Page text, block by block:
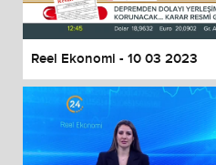
Reel Ekonomi - 10 03 2023